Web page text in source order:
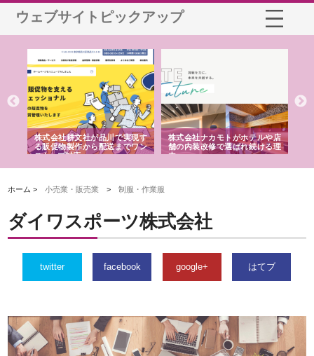
ウェブサイトピックアップ
株式会社耕文社が品川で実現す
る販促物製作から配送までワン
ストップ対応
株式会社ナカモトがホテルや店
舗の内装改修で選ばれ続ける理
由
ホーム >小売業・販売業 >制服・作業服
ダイワスポーツ株式会社
twitter facebook google+ はてブ